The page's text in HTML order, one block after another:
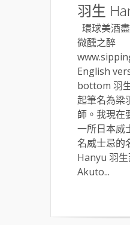
羽生
環球美酒
微醺之醉
English
bottom 羽
起筆名為梁
師。我現在
一所日本威
名威士忌的
Hanyu 羽
Akuto...